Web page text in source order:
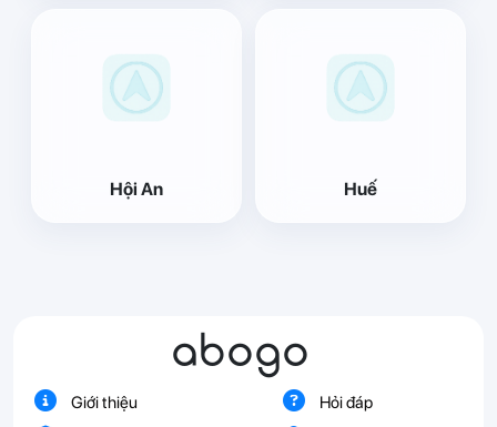
Hội An Huế
abogo
Giới thiệu
Hỏi đáp